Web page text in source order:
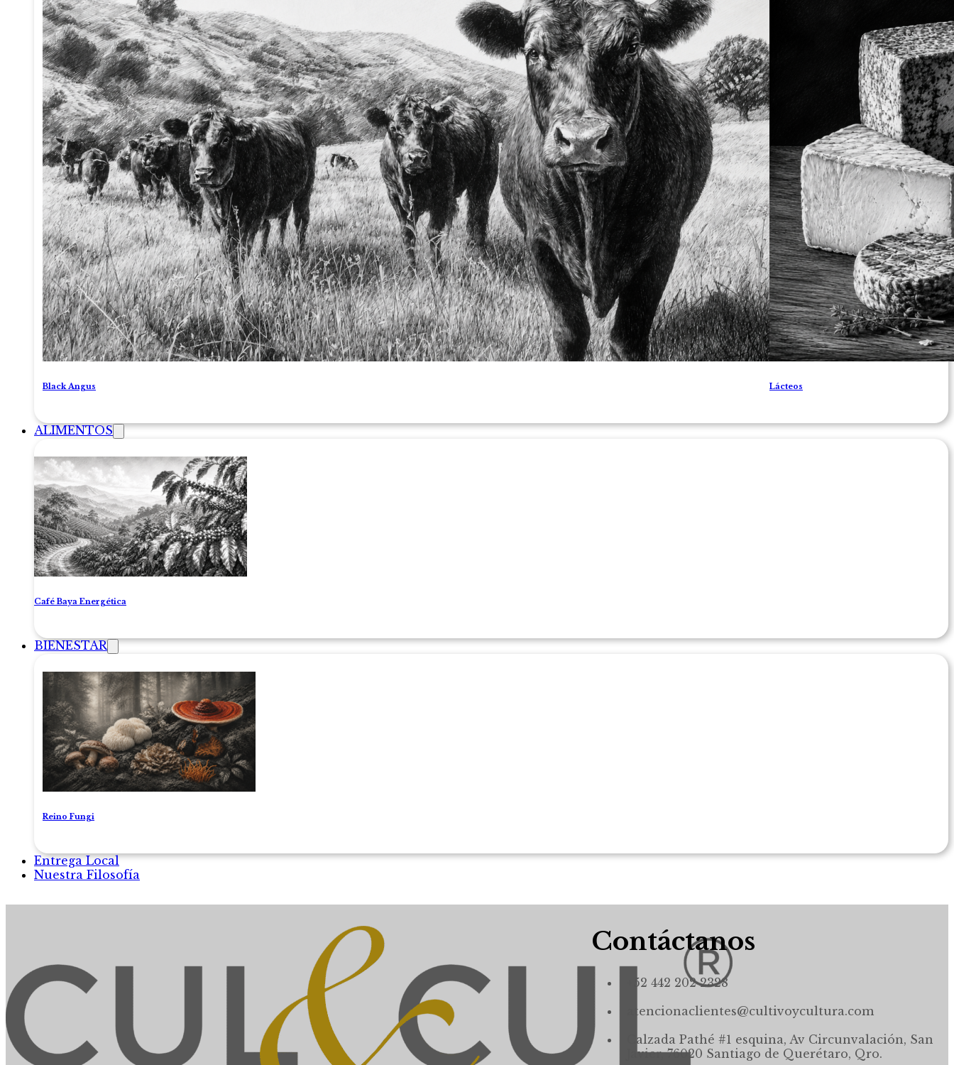
Black Angus Lácteos
ALIMENTOS
Café Baya Energética
BIENESTAR
Reino Fungi
Entrega Local
Nuestra Filosofía
Contáctanos
+52 442 202 2328
atencionaclientes@cultivoycultura.com
Calzada Pathé #1 esquina, Av Circunvalación, San
Javier, 76020 Santiago de Querétaro, Qro.